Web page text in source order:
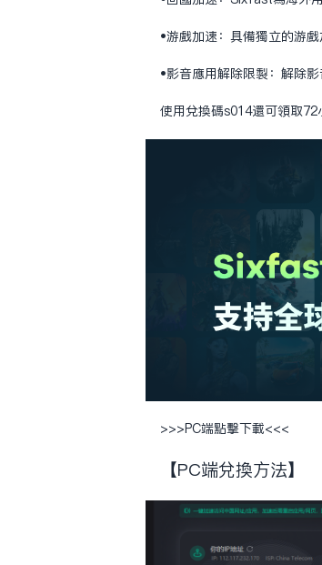
•‌游戏加速‌：具备独立的游
•‌影音应用解除限制‌：解除
使用兑换码s014还可领取72
>>>PC端点击下载<<<
【PC端兑换方法】